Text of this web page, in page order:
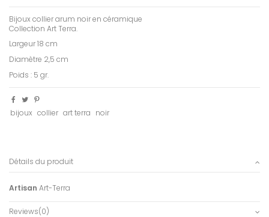
Bijoux collier arum noir en céramique
Collection Art Terra.
Largeur 18 cm
Diamètre 2,5 cm
Poids : 5 gr.
bijoux collier art terra noir
Détails du produit
Artisan Art-Terra
Reviews(0)